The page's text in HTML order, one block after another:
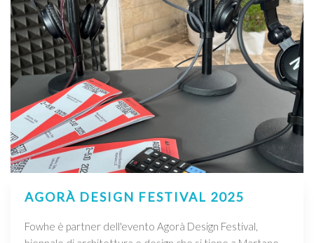
AGORÀ DESIGN FESTIVAL 2025
Fowhe è partner dell'evento Agorà Design Festival,